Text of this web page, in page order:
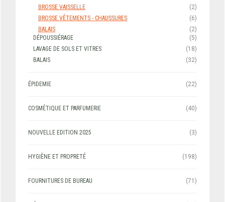
BROSSE VAISSELLE
(2)
BROSSE VÊTEMENTS - CHAUSSURES
(6)
BALAIS
(2)
DÉPOUSSIÉRAGE
(5)
LAVAGE DE SOLS ET VITRES
(18)
BALAIS
(32)
ÉPIDEMIE (22)
COSMÉTIQUE ET PARFUMERIE (40)
NOUVELLE EDITION 2025 (3)
HYGIÈNE ET PROPRETÉ (198)
FOURNITURES DE BUREAU (71)